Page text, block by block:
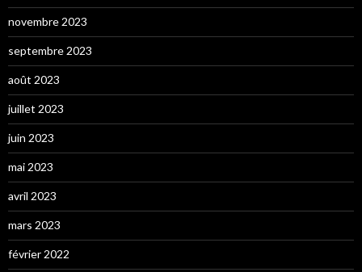
novembre 2023
septembre 2023
août 2023
juillet 2023
juin 2023
mai 2023
avril 2023
mars 2023
février 2022